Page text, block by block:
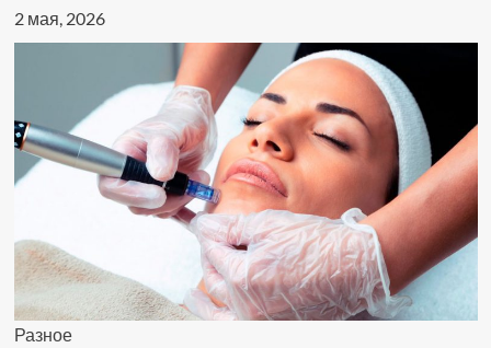
2 мая, 2026
Разное